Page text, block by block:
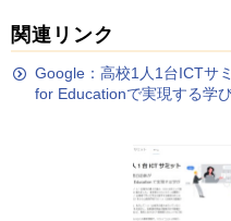
関連リンク
Google：高校1人1台ICTサ
for Educationで実現する学